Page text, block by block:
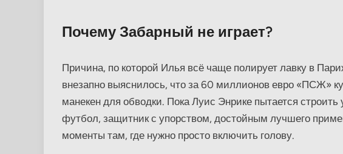
Почему Забарный не играет?
Причина, по которой Илья всё чаще полирует лавку в
внезапно выяснилось, что за 60 миллионов евро «ПСЖ»
манекен для обводки. Пока Луис Энрике пытается
футбол, защитник с упорством, достойным лучшего
моменты там, где нужно просто включить голову.